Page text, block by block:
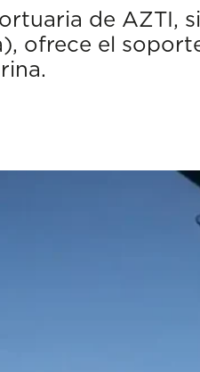
de AZTI,
ofrece el